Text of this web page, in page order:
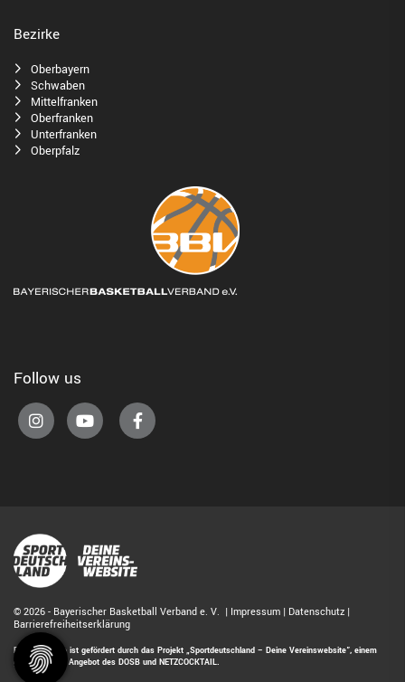
Bezirke
Oberbayern
Schwaben
Mittelfranken
Oberfranken
Unterfranken
Oberpfalz
Follow us
© 2026 - Bayerischer Basketball Verband e. V. | Impressum | Datenschutz |
Barrierefreiheitserklärung
Diese Website ist gefördert durch das Projekt „Sportdeutschland – Deine Vereinswebsite”, einem
gemeinsamen Angebot des DOSB und NETZCOCKTAIL.